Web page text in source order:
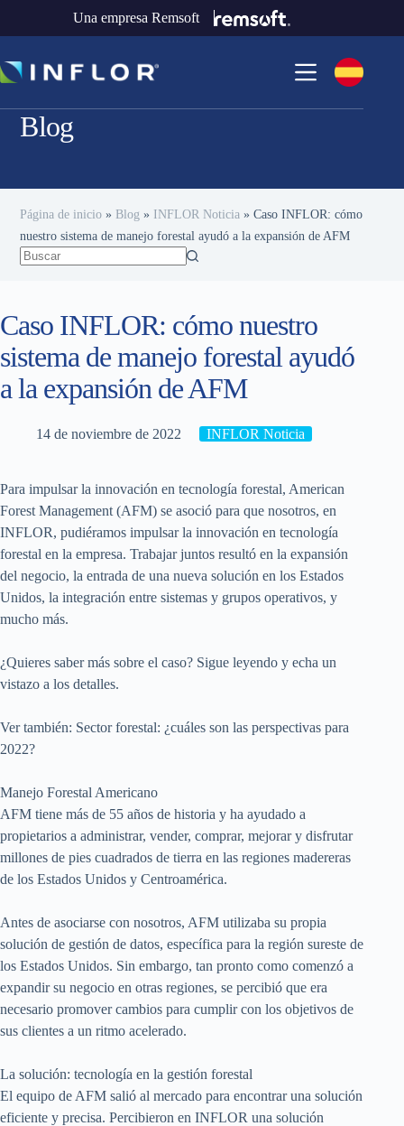
Una empresa Remsoft
Blog
Página de inicio » Blog » INFLOR Noticia »Caso INFLOR: cómo
nuestro sistema de manejo forestal ayudó a la expansión de AFM
Caso INFLOR: cómo nuestro
sistema de manejo forestal ayudó
a la expansión de AFM
14 de noviembre de 2022 INFLOR Noticia
Para impulsar la innovación en tecnología forestal, American
Forest Management (AFM) se asoció para que nosotros, en
INFLOR, pudiéramos impulsar la innovación en tecnología
forestal en la empresa. Trabajar juntos resultó en la expansión
del negocio, la entrada de una nueva solución en los Estados
Unidos, la integración entre sistemas y grupos operativos, y
mucho más.
¿Quieres saber más sobre el caso? Sigue leyendo y echa un
vistazo a los detalles.
Ver también: Sector forestal: ¿cuáles son las perspectivas para
2022?
Manejo Forestal Americano
AFM tiene más de 55 años de historia y ha ayudado a
propietarios a administrar, vender, comprar, mejorar y disfrutar
millones de pies cuadrados de tierra en las regiones madereras
de los Estados Unidos y Centroamérica.
Antes de asociarse con nosotros, AFM utilizaba su propia
solución de gestión de datos, específica para la región sureste de
los Estados Unidos. Sin embargo, tan pronto como comenzó a
expandir su negocio en otras regiones, se percibió que era
necesario promover cambios para cumplir con los objetivos de
sus clientes a un ritmo acelerado.
La solución: tecnología en la gestión forestal
El equipo de AFM salió al mercado para encontrar una solución
eficiente y precisa. Percibieron en INFLOR una solución